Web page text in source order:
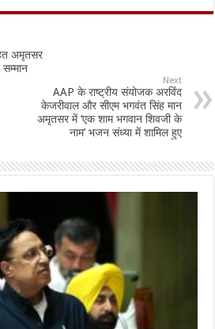
ai ar
अमृतसर
सम्मान
Next
AAP के राष्ट्रीय संयोजक अरविंद
केजरीवाल और सीएम भगवंत सिंह मान
अमृतसर में ‘एक शाम भगवान शिवजी के
नाम’ भजन संध्या में शामिल हुए